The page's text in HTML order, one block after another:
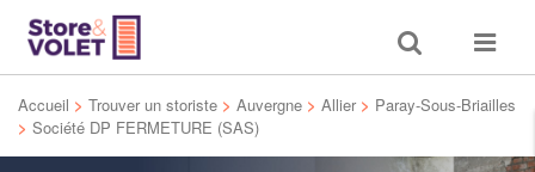
Toggle
search
Toggle
Accueil > Trouver un storiste > Auvergne > Allier > Paray-Sous-Briailles
> Société DP FERMETURE (SAS)